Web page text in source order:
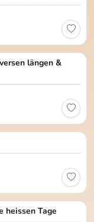
längen &
heissen Tage